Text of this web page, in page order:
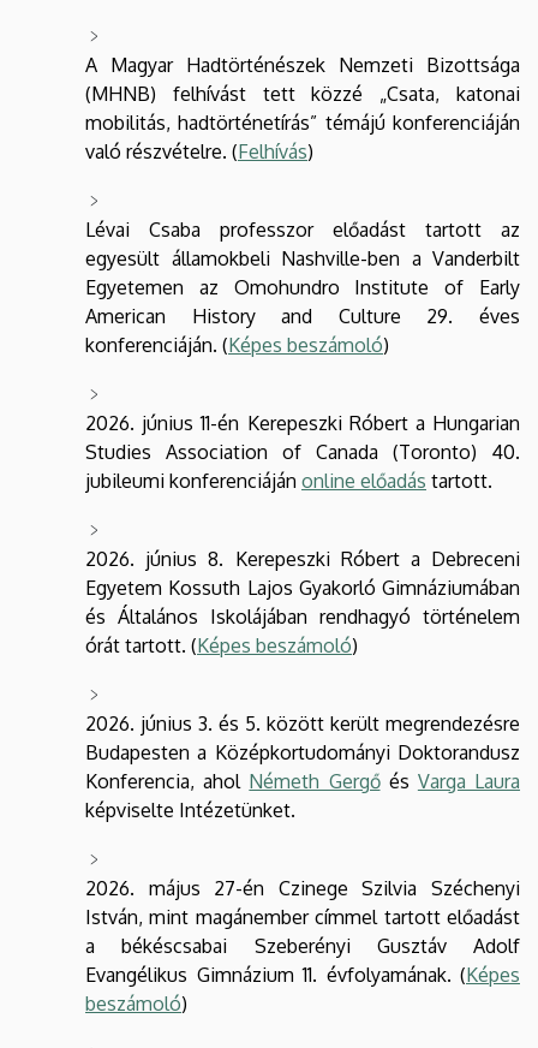
A Magyar Hadtörténészek Nemzeti Bizottsága
(MHNB) felhívást tett közzé „Csata, katonai
mobilitás, hadtörténetírás” témájú konferenciáján
való részvételre. (Felhívás)
Lévai Csaba professzor előadást tartott az
egyesült államokbeli Nashville-ben a Vanderbilt
Egyetemen az Omohundro Institute of Early
American History and Culture 29. éves
konferenciáján. (Képes beszámoló)
2026. június 11-én Kerepeszki Róbert a Hungarian
Studies Association of Canada (Toronto) 40.
jubileumi konferenciáján online előadás tartott.
2026. június 8. Kerepeszki Róbert a Debreceni
Egyetem Kossuth Lajos Gyakorló Gimnáziumában
és Általános Iskolájában rendhagyó történelem
órát tartott. (Képes beszámoló)
2026. június 3. és 5. között került megrendezésre
Budapesten a Középkortudományi Doktorandusz
Konferencia, ahol Németh Gergőés Varga Laura
képviselte Intézetünket.
2026. május 27-én Czinege Szilvia Széchenyi
István, mint magánember címmel tartott előadást
a békéscsabai Szeberényi Gusztáv Adolf
Evangélikus Gimnázium 11. évfolyamának. (Képes
beszámoló)